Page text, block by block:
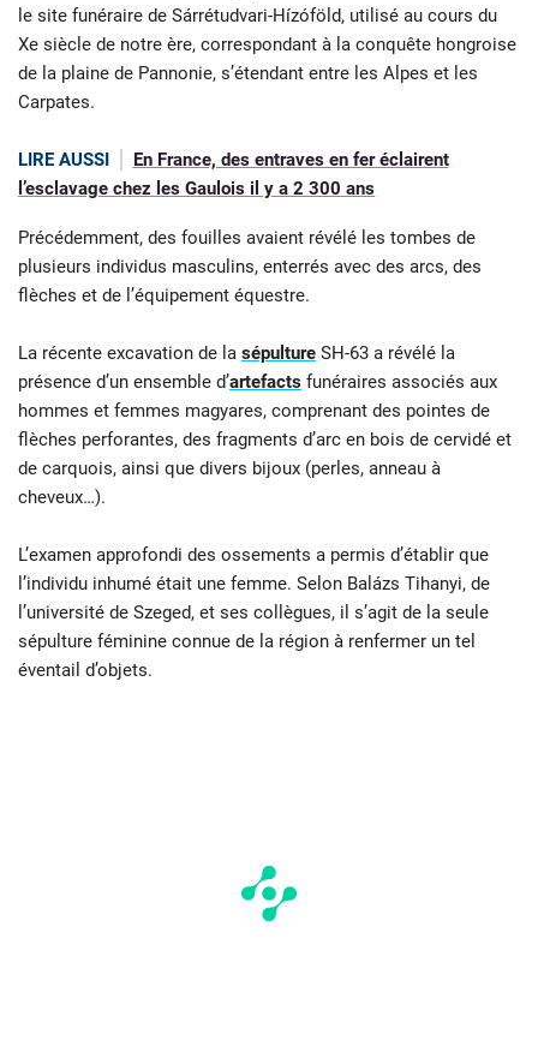
le site funéraire de Sárrétudvari-Hízóföld, utilisé au cours du
Xe siècle de notre ère, correspondant à la conquête hongroise
de la plaine de Pannonie, s’étendant entre les Alpes et les
Carpates.
LIRE AUSSI
En France, des entraves en fer éclairent
l’esclavage chez les Gaulois il y a 2 300 ans
Précédemment, des fouilles avaient révélé les tombes de
plusieurs individus masculins, enterrés avec des arcs, des
flèches et de l’équipement équestre.
La récente excavation de la sépulture SH-63 a révélé la
présence d’un ensemble d’artefacts funéraires associés aux
hommes et femmes magyares, comprenant des pointes de
flèches perforantes, des fragments d’arc en bois de cervidé et
de carquois, ainsi que divers bijoux (perles, anneau à
cheveux…).
L’examen approfondi des ossements a permis d’établir que
l’individu inhumé était une femme. Selon Balázs Tihanyi, de
l’université de Szeged, et ses collègues, il s’agit de la seule
sépulture féminine connue de la région à renfermer un tel
éventail d’objets.